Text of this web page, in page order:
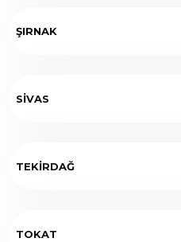
ŞIRNAK
SİVAS
TEKİRDAĞ
TOKAT